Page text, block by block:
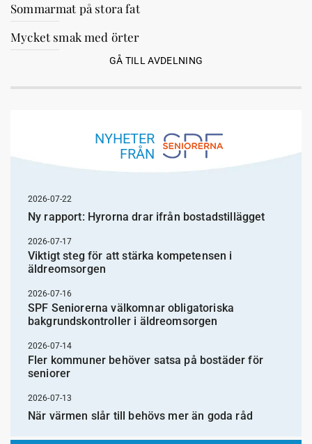
Sommarmat på stora fat
Mycket smak med örter
GÅ TILL AVDELNING
NYHETER
FRÅN
2026-07-22
Ny rapport: Hyrorna drar ifrån bostadstillägget
2026-07-17
Viktigt steg för att stärka kompetensen i
äldreomsorgen
2026-07-16
SPF Seniorerna välkomnar obligatoriska
bakgrundskontroller i äldreomsorgen
2026-07-14
Fler kommuner behöver satsa på bostäder för
seniorer
2026-07-13
När värmen slår till behövs mer än goda råd